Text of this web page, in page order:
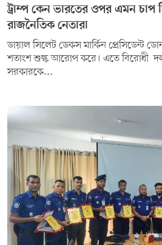
ট্রাম্প কেন ভারতের ওপর এমন চাপ
রাজনৈতিক নেতারা
ডায়াল সিলেট ডেকস মার্কিন প্রেসিডেন্ট
শতাংশ শুল্ক আরোপ করে। এতে বিরোধী
সরকারকে...